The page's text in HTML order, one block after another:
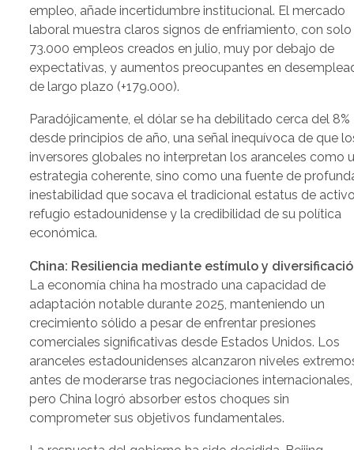
empleo, añade incertidumbre institucional. El mercado
laboral muestra claros signos de enfriamiento, con solo
73.000 empleos creados en julio, muy por debajo de
expectativas, y aumentos preocupantes en
de largo plazo (+179.000).
Paradójicamente, el dólar se ha debilitado cerca del 8%
desde principios de año, una señal inequívoca de que
inversores globales no interpretan los aranceles como
estrategia coherente, sino como una fuente de
inestabilidad que socava el tradicional estatus de
refugio estadounidense y la credibilidad de su política
económica.
China: Resiliencia mediante estímulo y
La economía china ha mostrado una capacidad de
adaptación notable durante 2025, manteniendo un
crecimiento sólido a pesar de enfrentar presiones
comerciales significativas desde Estados Unidos. Los
aranceles estadounidenses alcanzaron niveles
antes de moderarse tras negociaciones internacionales,
pero China logró absorber estos choques sin
comprometer sus objetivos fundamentales.